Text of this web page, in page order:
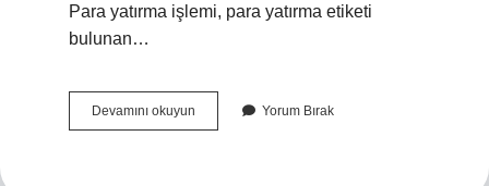
Para yatırma işlemi, para yatırma etiketi
bulunan…
Devamını okuyun Bankamatikten
Hesaba
Yorum Bırak